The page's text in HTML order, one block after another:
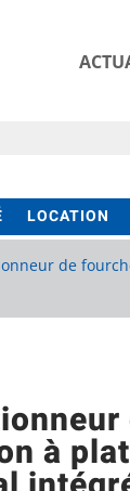
LOCATION
de
à